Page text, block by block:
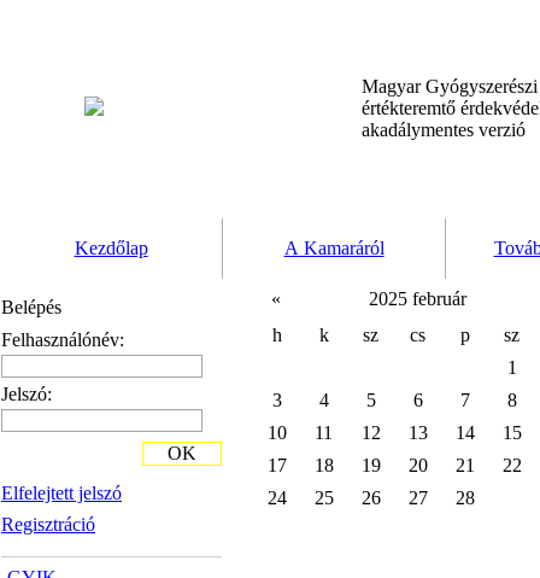
Magyar
értékteremtő
akadálymentes verzió
Kezdőlap A Kamaráról
Belépés
Felhasználónév:
Jelszó:
Elfelejtett jelszó
Regisztráció
OK
«
2025 február
h
k sz cs p
sz
1
3
4 5 6 7
8
10
11 12 13 14
15
17
18 19 20 21
22
24
25 26 27 28